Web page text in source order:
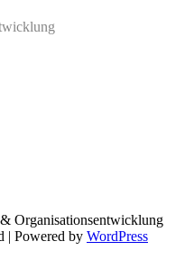
Organisationsentwicklung
| Powered by WordPress